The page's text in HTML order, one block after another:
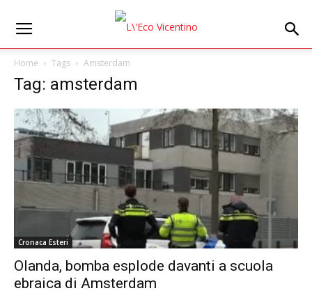
Home Tags Amsterdam
Tag: amsterdam
Cronaca Esteri
Olanda, bomba esplode davanti a scuola
ebraica di Amsterdam